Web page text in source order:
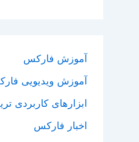
آموزش فارکس
آموزش ویدیویی
ابزارهای کاربردی
اخبار فارکس